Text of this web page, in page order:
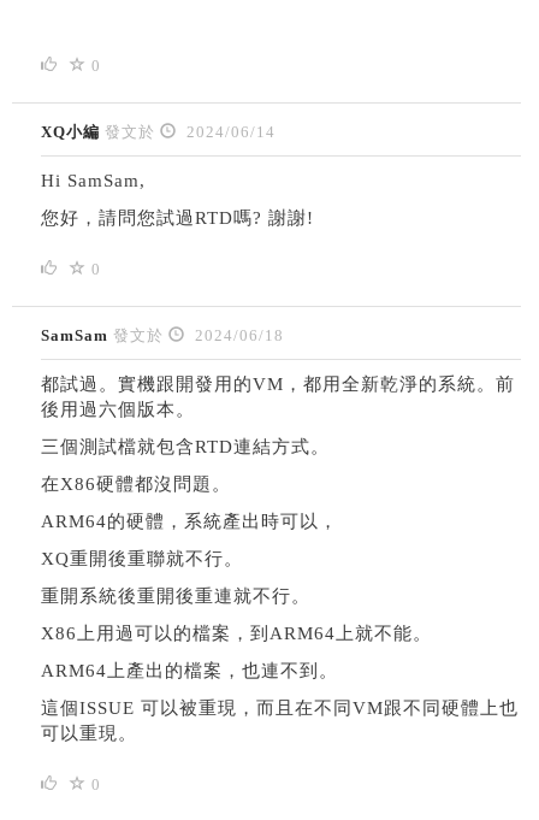
0
XQ小編 發文於 2024/06/14
Hi SamSam,
您好，請問您試過RTD嗎? 謝謝!
0
SamSam 發文於 2024/06/18
都試過。實機跟開發用的VM，都用全新乾淨的系統。前
後用過六個版本。
三個測試檔就包含RTD連結方式。
在X86硬體都沒問題。
ARM64的硬體，系統產出時可以，
XQ重開後重聯就不行。
重開系統後重開後重連就不行。
X86上用過可以的檔案，到ARM64上就不能。
ARM64上產出的檔案，也連不到。
這個ISSUE 可以被重現，而且在不同VM跟不同硬體上也
可以重現。
0